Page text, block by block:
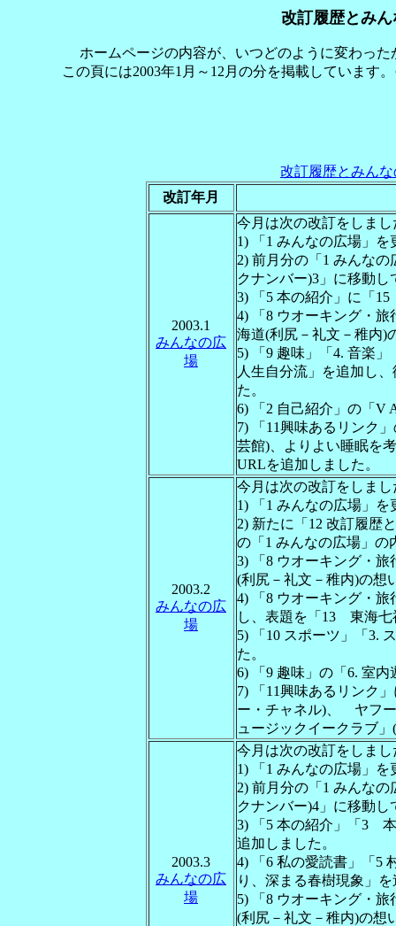
改訂履歴とみ
ホームページの内容が、いつどのように変わっ
この頁には2003年1月～12月の分を掲載しています
改訂履歴とみん
改訂年月
2003.1
みんなの広
場
今月は次の改訂をしまし
1) 「1 みんなの広場」を
2) 前月分の「1 みんな
クナンバー)3」に移動し
3) 「5 本の紹介」に「
4) 「8 ウオーキング・
海道(利尻－礼文－稚内)
5) 「9 趣味」「4. 音楽
人生自分流」を追加し
た。
6) 「2 自己紹介」の「V
7) 「11興味あるリンク
芸館)、よりよい睡眠を
URLを追加しました。
2003.2
みんなの広
場
今月は次の改訂をしまし
1) 「1 みんなの広場」を
2) 新たに「12 改訂履歴
の「1 みんなの広場」の
3) 「8 ウオーキング・
(利尻－礼文－稚内)の想
4) 「8 ウオーキング・
し、表題を「13 東海七
5) 「10 スポーツ」「3.
た。
6) 「9 趣味」の「6. 室
7) 「11興味あるリンク
ー・チャネル)、 ヤフ
ュージックイークラブ
2003.3
みんなの広
場
今月は次の改訂をしまし
1) 「1 みんなの広場」を
2) 前月分の「1 みんな
クナンバー)4」に移動し
3) 「5 本の紹介」「3
追加しました。
4) 「6 私の愛読書」「
り、深まる春樹現象」
5) 「8 ウオーキング・
(利尻－礼文－稚内)の想